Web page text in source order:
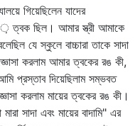
গিয়েছিলেন যাদের
ত্বক ছিল। আমার স্ত্রী আমাকে
যে স্কুলে বাচ্চারা তাকে সাদা
করলাম আমার ত্বকের রঙ কী,
প্রস্তাব দিয়েছিলাম সম্ভবত
করলাম মায়ের ত্বকের রঙ কী।
সাদা এবং মায়ের বাদামি" এর